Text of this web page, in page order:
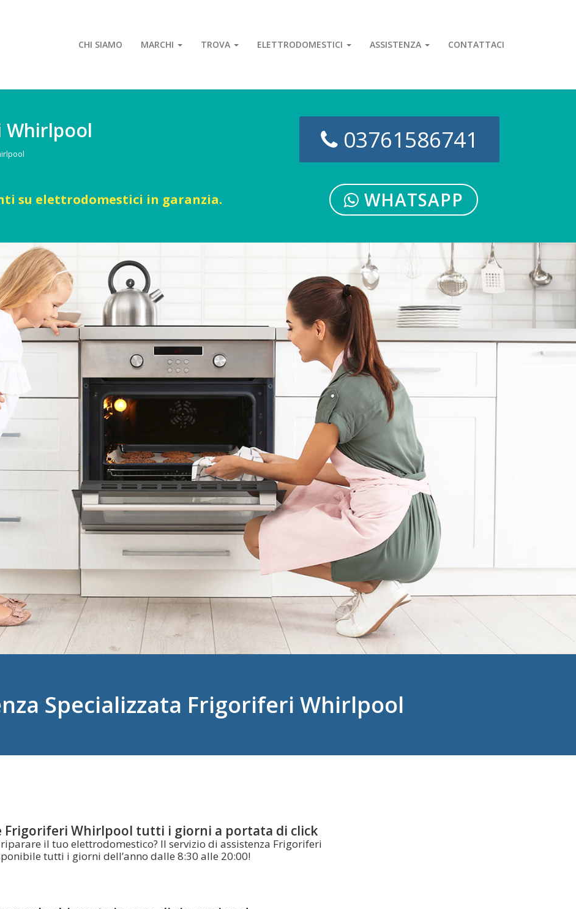
CHI SIAMO
MARCHI TROVA ELETTRODOMESTICI ASSISTENZA CONTATTACI
Whirlpool 03761586741
su elettrodomestici in garanzia. WHATSAPP
Specializzata Frigoriferi Whirlpool
Frigoriferi Whirlpool tutti i giorni a portata di click
il tuo elettrodomestico? Il servizio di assistenza Frigoriferi
tutti i giorni dell’anno dalle 8:30 alle 20:00!